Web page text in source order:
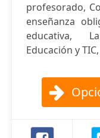
profesorado,
enseñanza
educativa,
Educación y